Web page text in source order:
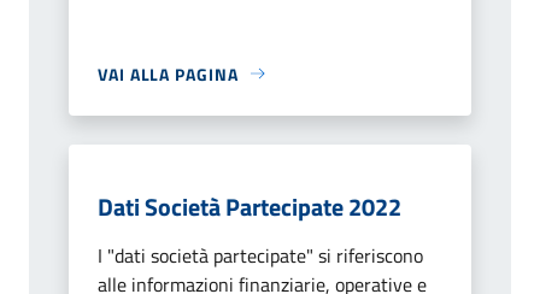
VAI ALLA PAGINA
Dati Società Partecipate 2022
I "dati società partecipate" si riferiscono
alle informazioni finanziarie, operative e